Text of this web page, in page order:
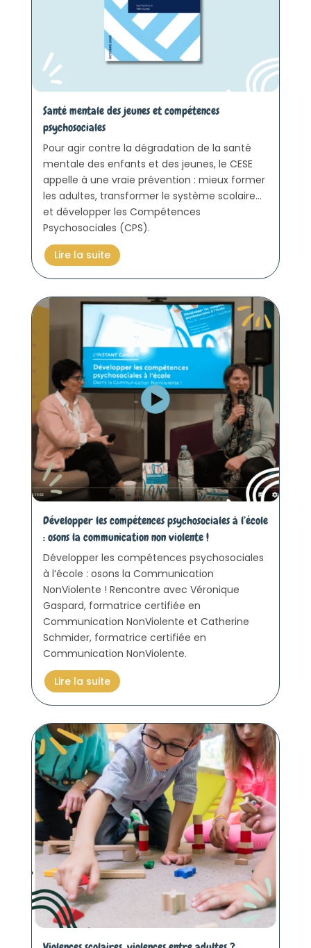
Santé mentale des jeunes et compétences
psychosociales
Pour agir contre la dégradation de la santé
mentale des enfants et des jeunes, le CESE
appelle à une vraie prévention : mieux former
les adultes, transformer le système scolaire…
et développer les Compétences
Psychosociales (CPS).
Lire la suite
Développer les compétences psychosociales à l’école
: osons la communication non violente !
Développer les compétences psychosociales
à l’école : osons la Communication
NonViolente ! Rencontre avec Véronique
Gaspard, formatrice certifiée en
Communication NonViolente et Catherine
Schmider, formatrice certifiée en
Communication NonViolente.
Lire la suite